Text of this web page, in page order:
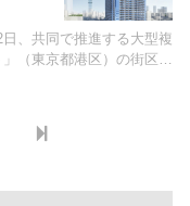
、共同で推進する大型複
（東京都港区）の街区名